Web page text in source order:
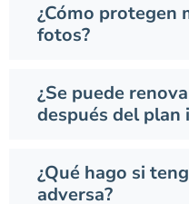
¿Cómo protegen
fotos?
¿Se puede
después del plan
¿Qué hago si
adversa?